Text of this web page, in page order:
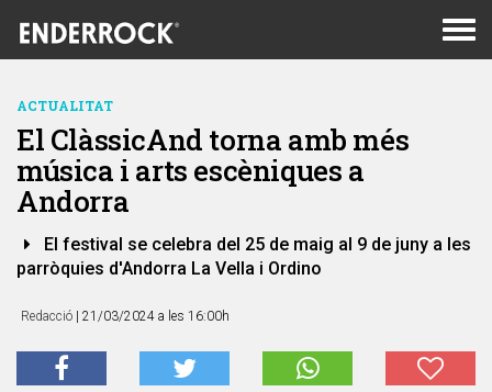
ACTUALITAT
El ClàssicAnd torna amb més
música i arts escèniques a
Andorra
El festival se celebra del 25 de maig al 9 de juny a les
parròquies d'Andorra La Vella i Ordino
Redacció | 21/03/2024 a les 16:00h